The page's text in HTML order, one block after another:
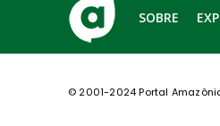
SOBRE
© 2001-2024 Portal